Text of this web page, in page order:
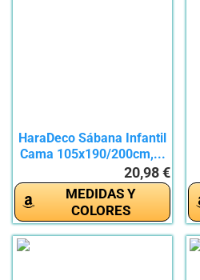
HaraDeco Sábana Infantil
Cama 105x190/200cm,...
20,98 €
MEDIDAS Y
COLORES